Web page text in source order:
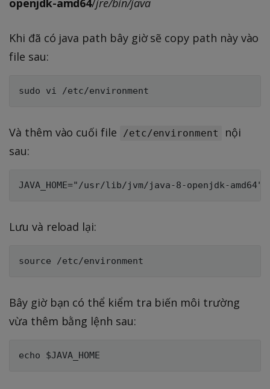
Khi đã có java path bây giờ sẽ copy path này vào
file sau:
Và thêm vào cuối file /etc/environment
nội
sau:
Lưu và reload lại:
Bây giờ bạn có thể kiểm tra biến môi trường
vừa thêm bằng lệnh sau: